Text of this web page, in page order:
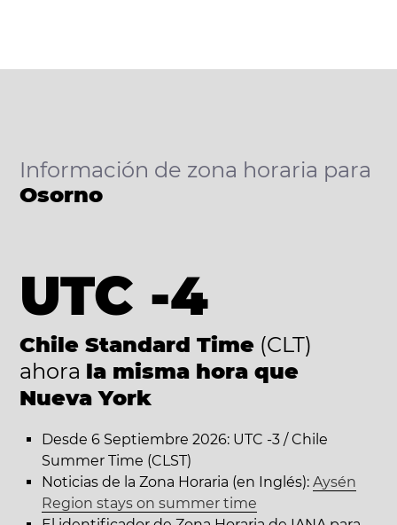
Información de zona horaria para
Osorno
UTC -4
Chile Standard Time (CLT)
ahora la misma hora que
Nueva York
Desde 6 Septiembre 2026: UTC -3 / Chile
Summer Time (CLST)
Noticias de la Zona Horaria (en Inglés):Aysén
Region stays on summer time